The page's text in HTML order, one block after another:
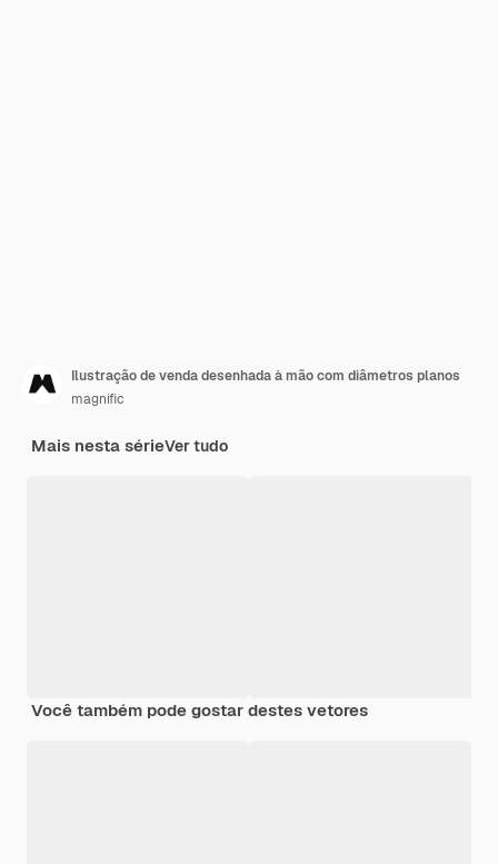
Ilustração de venda desenhada à mão com diâmetros planos
magnific
Mais nesta sérieVer tudo
Você também pode gostar destes vetores